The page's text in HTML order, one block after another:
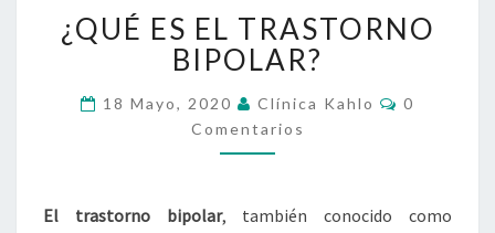
ES
EL
TRASTORNO
BIPOLAR?
¿QUÉ ES EL TRASTORNO
BIPOLAR?
18 Mayo, 2020 Clínica Kahlo
0
Comentarios
El trastorno bipolar, también conocido como